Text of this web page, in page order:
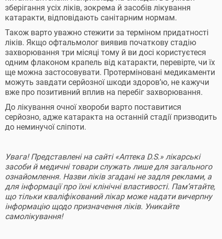
зберігання усіх ліків, зокрема й засобів лікування
катаракти, відповідають санітарним нормам.
Також варто уважно стежити за терміном придатності
ліків. Якщо офтальмолог виявив початкову стадію
захворювання три місяці тому й ви досі користуєтеся
одним флаконом крапель від катаракти, перевірте, чи їх
ще можна застосовувати. Протерміновані медикаменти
можуть завдати серйозної шкоди здоров’ю, не кажучи
вже про позитивний вплив на перебіг захворювання.
До лікування очної хвороби варто поставитися
серйозно, адже катаракта на останній стадії призводить
до неминучої сліпоти.
Увага! Представлені на сайті «Аптека D.S.» лікарські
засоби й медичні товари служать лише для загального
ознайомлення. Назви ліків згадані не задля реклами, а
для інформації про їхні клінічні властивості. Пам’ятайте,
що тільки кваліфікований лікар може надати вичерпну
інформацію щодо призначення ліків. Уникайте
самолікування!